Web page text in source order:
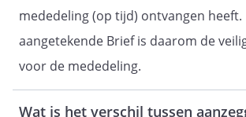
mededeling (op tijd) ontvangen heeft.
aangetekende Brief is daarom de
voor de mededeling.
Wat is het verschil tussen